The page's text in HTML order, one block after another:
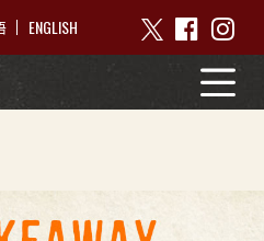
ENGLISH